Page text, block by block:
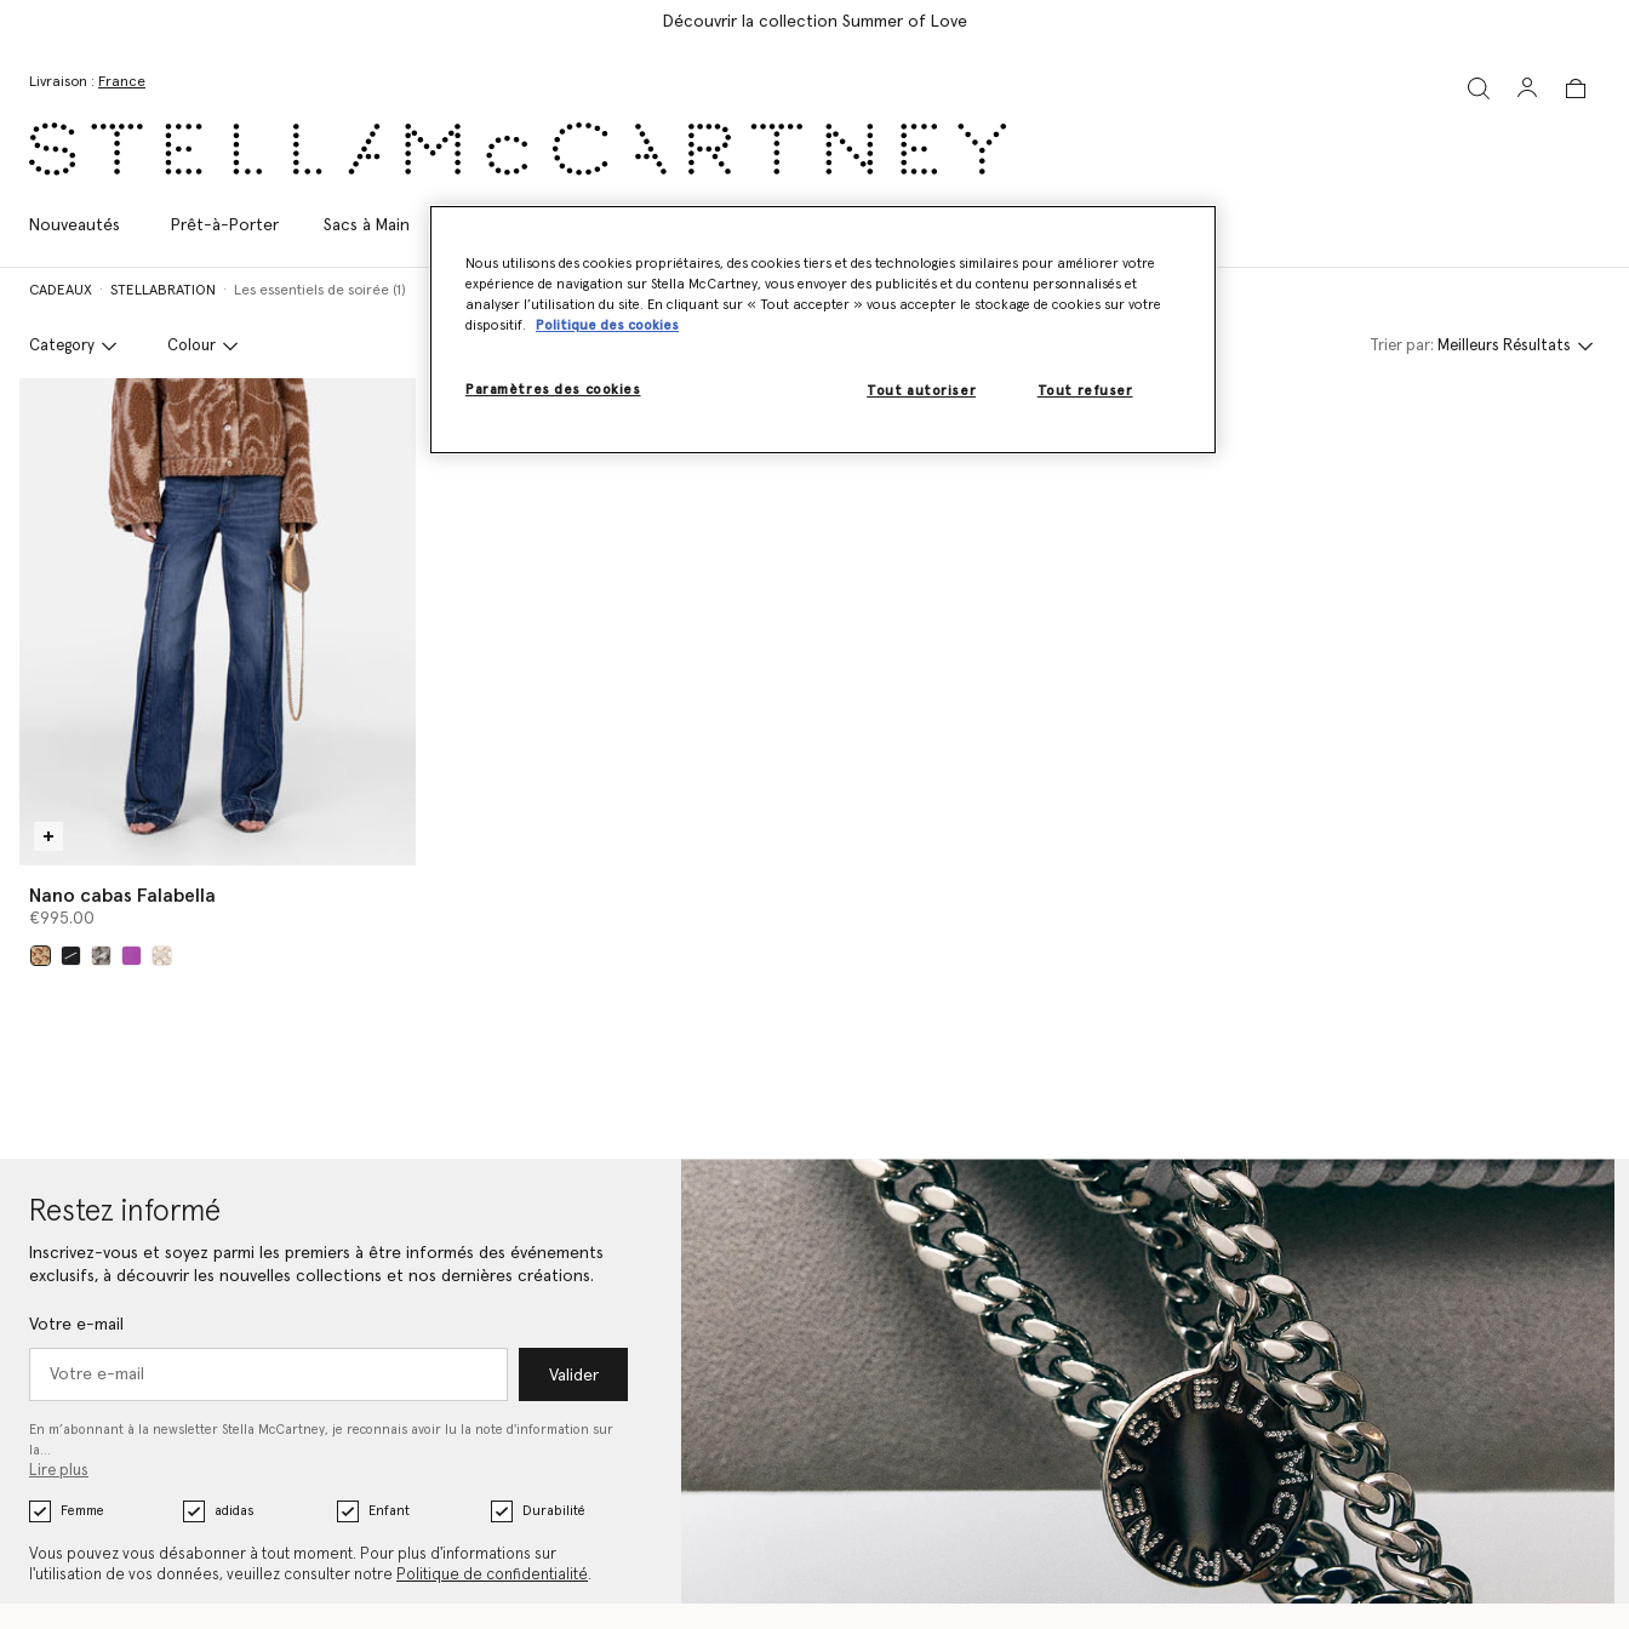
Découvrir la collection Summer of Love
Livraison : France
Nouveautés Prêt-à-Porter Sacs à Main
CADEAUX STELLABRATION Les essentiels de soirée (1)
Category Colour Trier par: Meilleurs Résultats
Nano cabas Falabella
€995.00
Restez informé
Inscrivez-vous et soyez parmi les premiers à être informés des événements
exclusifs, à découvrir les nouvelles collections et nos dernières créations.
Votre e-mail
Valider
En m’abonnant à la newsletter Stella McCartney, je reconnais avoir lu la note d'information sur
la…
Lire plus
Femme adidas Enfant Durabilité
Vous pouvez vous désabonner à tout moment. Pour plus d'informations sur
l'utilisation de vos données, veuillez consulter notre Politique de confidentialité.
Nous utilisons des cookies propriétaires, des cookies tiers et des technologies similaires pour améliorer votre
expérience de navigation sur Stella McCartney, vous envoyer des publicités et du contenu personnalisés et
analyser l’utilisation du site. En cliquant sur « Tout accepter » vous accepter le stockage de cookies sur votre
dispositif.
Politique des cookies
Paramètres des cookies Tout refuser
Tout autoriser